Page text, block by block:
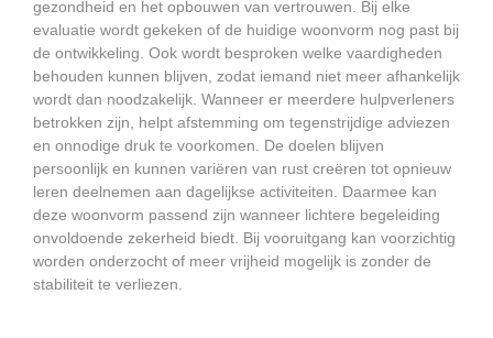
gezondheid en het opbouwen van vertrouwen. Bij elke
evaluatie wordt gekeken of de huidige woonvorm nog past bij
de ontwikkeling. Ook wordt besproken welke vaardigheden
behouden kunnen blijven, zodat iemand niet meer afhankelijk
wordt dan noodzakelijk. Wanneer er meerdere hulpverleners
betrokken zijn, helpt afstemming om tegenstrijdige adviezen
en onnodige druk te voorkomen. De doelen blijven
persoonlijk en kunnen variëren van rust creëren tot opnieuw
leren deelnemen aan dagelijkse activiteiten. Daarmee kan
deze woonvorm passend zijn wanneer lichtere begeleiding
onvoldoende zekerheid biedt. Bij vooruitgang kan voorzichtig
worden onderzocht of meer vrijheid mogelijk is zonder de
stabiliteit te verliezen.